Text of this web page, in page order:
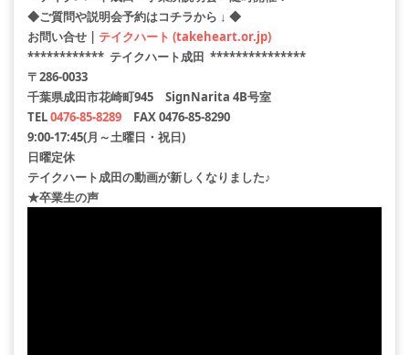
◆ご質問や説明会予約はコチラから ↓ ◆
お問い合せ | テイクハート (takeheart.or.jp)
************ テイクハート成田 ***************
〒286-0033
千葉県成田市花崎町945 SignNarita 4B号室
TEL0476-85-8289 FAX 0476-85-8290
9:00-17:45(月～土曜日・祝日)
日曜定休
テイクハート成田の動画が新しくなりました♪
★卒業生の声